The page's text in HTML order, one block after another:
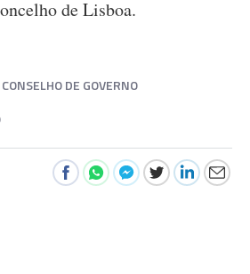
de Lisboa.
CONSELHO DE GOVERNO